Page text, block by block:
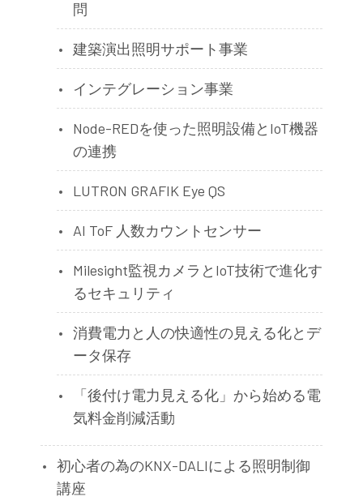
問
建築演出照明サポート事業
インテグレーション事業
Node-REDを使った照明設備とIoT機器
の連携
LUTRON GRAFIK Eye QS
AI ToF 人数カウントセンサー
Milesight監視カメラとIoT技術で進化す
るセキュリティ
消費電力と人の快適性の見える化とデ
ータ保存
「後付け電力見える化」から始める電
気料金削減活動
初心者の為のKNX-DALIによる照明制御
講座